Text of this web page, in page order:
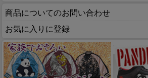
商品についてのお問い合わせ
お気に入りに登録